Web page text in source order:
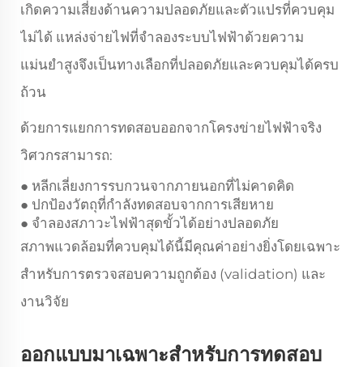
เกิดความเสี่ยงด้านความปลอดภัยและตัวแปรที่ควบคุม
ไม่ได้ แหล่งจ่ายไฟที่จำลองระบบไฟฟ้าด้วยความ
แม่นยำสูงจึงเป็นทางเลือกที่ปลอดภัยและควบคุมได้ครบ
ถ้วน
ด้วยการแยกการทดสอบออกจากโครงข่ายไฟฟ้าจริง
วิศวกรสามารถ:
● หลีกเลี่ยงการรบกวนจากภายนอกที่ไม่คาดคิด
● ปกป้องวัตถุที่กำลังทดสอบจากการเสียหาย
● จำลองสภาวะไฟฟ้าสุดขั้วได้อย่างปลอดภัย
สภาพแวดล้อมที่ควบคุมได้นี้มีคุณค่าอย่างยิ่งโดยเฉพาะ
สำหรับการตรวจสอบความถูกต้อง (validation) และ
งานวิจัย
ออกแบบมาเฉพาะสำหรับการทดสอบ